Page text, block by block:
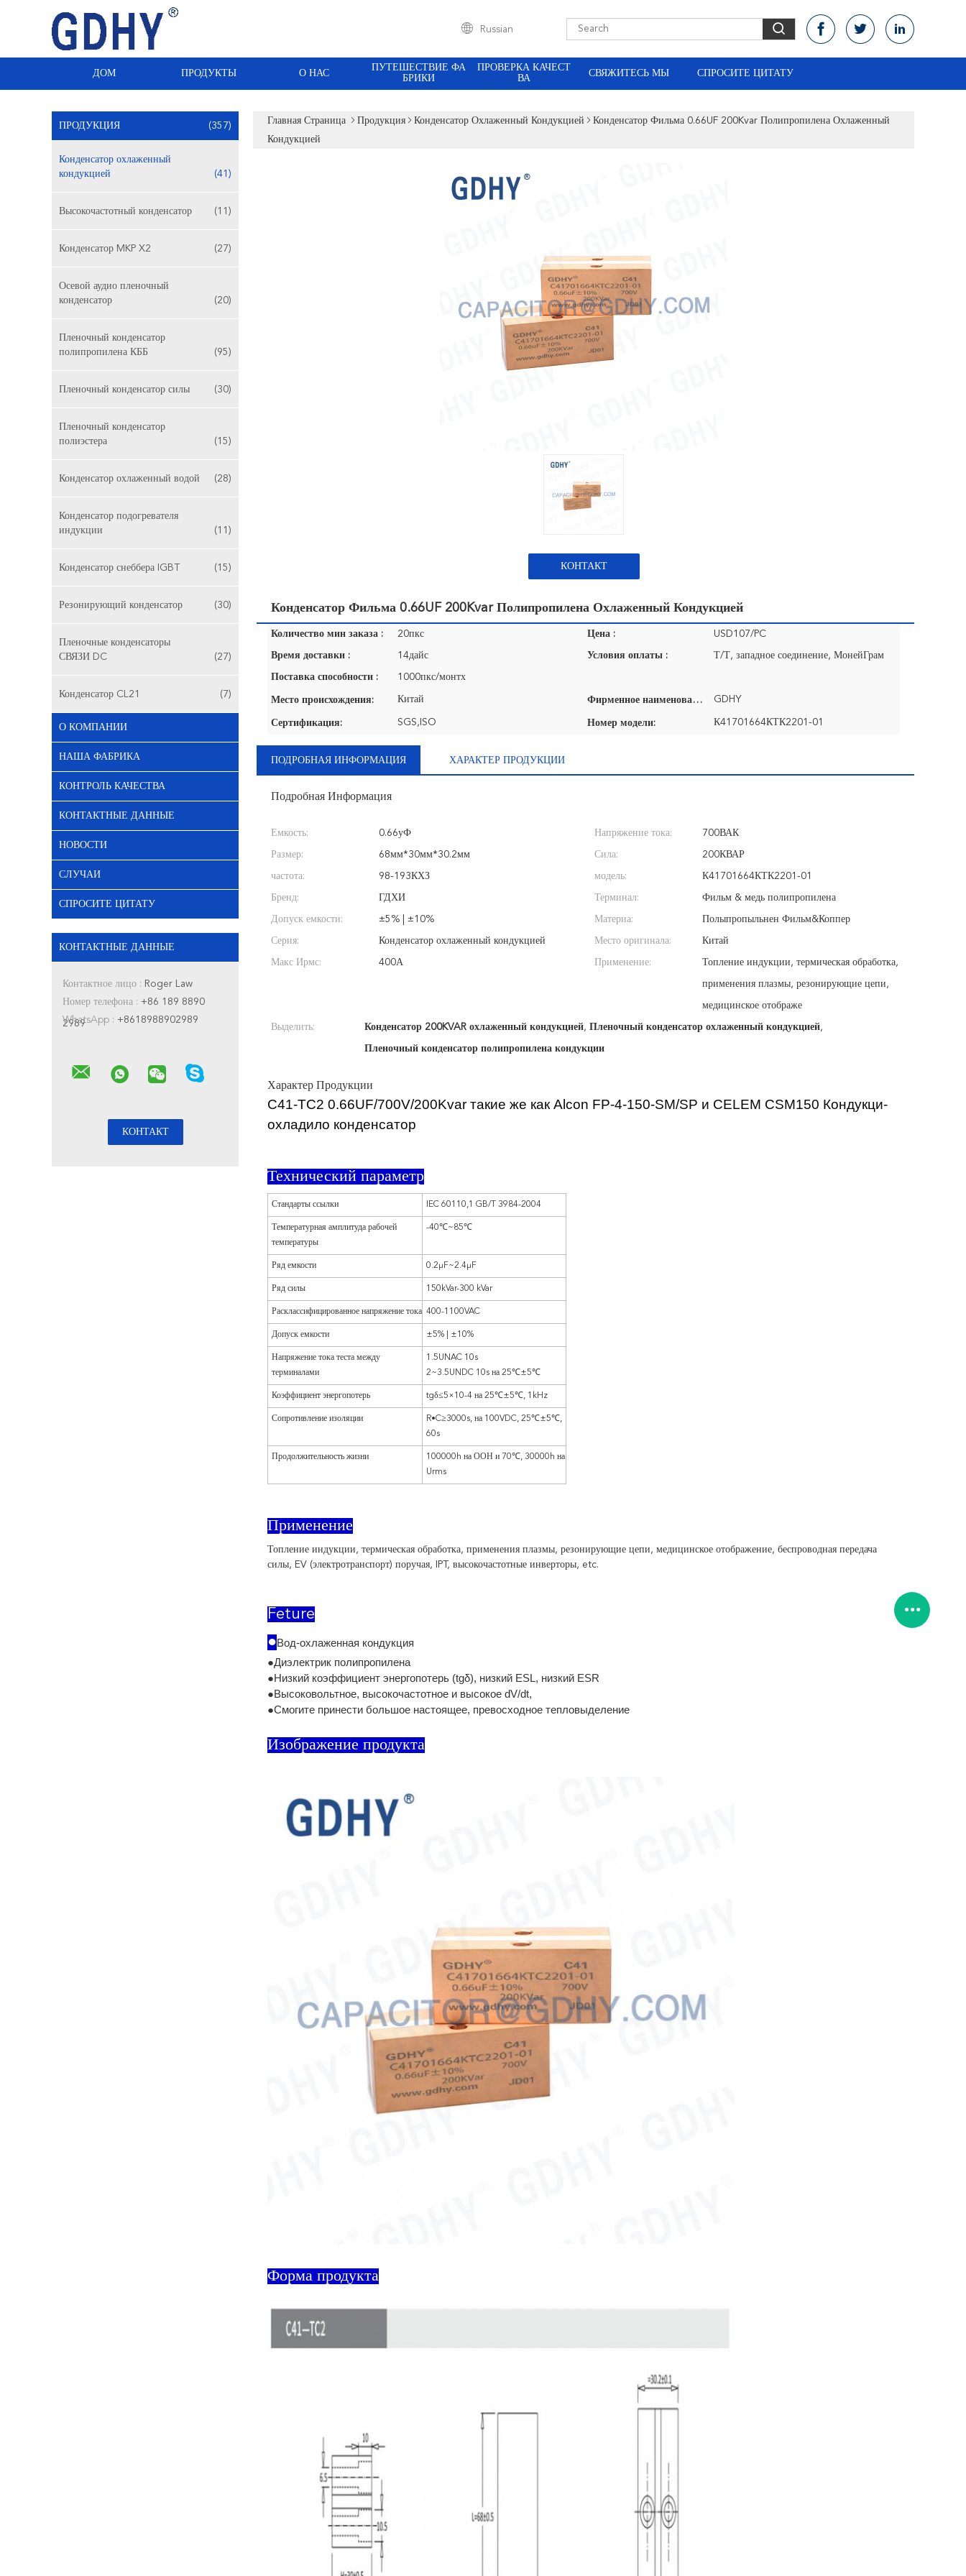
Russian
ДОМ ПРОДУКТЫ О НАС
ПУТЕШЕСТВИЕ ФА
БРИКИ
ПРОВЕРКА КАЧЕСТ
ВА
СВЯЖИТЕСЬ МЫ СПРОСИТЕ ЦИТАТУ
ПРОДУКЦИЯ (357)
Конденсатор охлаженный
кондукцией
(41)
Высокочастотный конденсатор (11)
Конденсатор MKP X2 (27)
Осевой аудио пленочный
конденсатор
(20)
Пленочный конденсатор
полипропилена КББ
(95)
Пленочный конденсатор силы (30)
Пленочный конденсатор
полиэстера
(15)
Конденсатор охлаженный водой (28)
Конденсатор подогревателя
индукции
(11)
Конденсатор снеббера IGBT (15)
Резонирующий конденсатор (30)
Пленочные конденсаторы
СВЯЗИ DC
(27)
Конденсатор CL21 (7)
О КОМПАНИИ
НАША ФАБРИКА
КОНТРОЛЬ КАЧЕСТВА
КОНТАКТНЫЕ ДАННЫЕ
НОВОСТИ
СЛУЧАИ
СПРОСИТЕ ЦИТАТУ
КОНТАКТНЫЕ ДАННЫЕ
Контактное лицо : Roger Law
Номер телефона : +86 189 8890
2989
WhatsApp : +8618988902989
Главная Страница Продукция Конденсатор Охлаженный Кондукцией
Конденсатор Фильма 0.66UF 200Kvar Полипропилена Охлаженный
Кондукцией
КОНТАКТ
Конденсатор Фильма 0.66UF 200Kvar Полипропилена Охлаженный Кондукцией
Количество мин заказа : 20пкс Цена : USD107/PC
Время доставки : 14дайс Условия оплаты : Т/Т, западное соединение, МонейГрам
Поставка способности : 1000пкс/монтх
Место происхождения: Китай Фирменное наименование: GDHY
Сертификация: SGS,ISO Номер модели: К41701664КТК2201-01
ПОДРОБНАЯ ИНФОРМАЦИЯ ХАРАКТЕР ПРОДУКЦИИ
Подробная Информация
Емкость: 0.66уФ Напряжение тока: 700ВАК
Размер: 68мм*30мм*30.2мм Сила: 200КВАР
частота: 98-193КХЗ модель: К41701664КТК2201-01
Бренд: ГДХИ Терминал: Фильм & медь полипропилена
Допуск емкости: ±5% | ±10% Материа: Полыпропыльнен Фильм&Коппер
Серия: Конденсатор охлаженный кондукцией Место оригинала: Китай
Макс Ирмс: 400А Применение: Топление индукции, термическая обработка,
применения плазмы, резонирующие цепи,
медицинское отображе
Выделить: Конденсатор 200KVAR охлаженный кондукцией, Пленочный конденсатор охлаженный кондукцией,
Пленочный конденсатор полипропилена кондукции
Характер Продукции
C41-TC2 0.66UF/700V/200Kvar такие же как Alcon FP-4-150-SM/SP и CELEM CSM150 Кондукци-
охладило конденсатор
Технический параметр
Стандарты ссылки IEC 60110,1 GB/T 3984-2004
Температурная амплитуда рабочей
температуры
-40℃~85℃
Ряд емкости 0.2μF~2.4μF
Ряд силы 150kVar-300 kVar
Расклассифицированное напряжение тока 400-1100VAC
Допуск емкости ±5% | ±10%
Напряжение тока теста между
терминалами
1.5UNAC 10s
2~3.5UNDC 10s на 25℃±5℃
Коэффициент энергопотерь tgδ≤5×10-4 на 25℃±5℃, 1kHz
Сопротивление изоляции
R•C≥3000s, на 100VDC, 25℃±5℃,
60s
Продолжительность жизни
100000h на ООН и 70℃, 30000h на
Urms
Применение
Топление индукции, термическая обработка, применения плазмы, резонирующие цепи, медицинское отображение, беспроводная передача
силы, EV (электротранспорт) поручая, IPT, высокочастотные инверторы, etc.
Feture
●Вод-охлаженная кондукция
●Диэлектрик полипропилена
●Низкий коэффициент энергопотерь (tgδ), низкий ESL, низкий ESR
●Высоковольтное, высокочастотное и высокое dV/dt,
●Смогите принести большое настоящее, превосходное тепловыделение
Изображение продукта
Форма продукта